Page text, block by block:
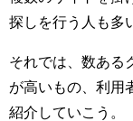
探しを行う人も多
それでは、数ある
が高いもの、利用
紹介していこう。